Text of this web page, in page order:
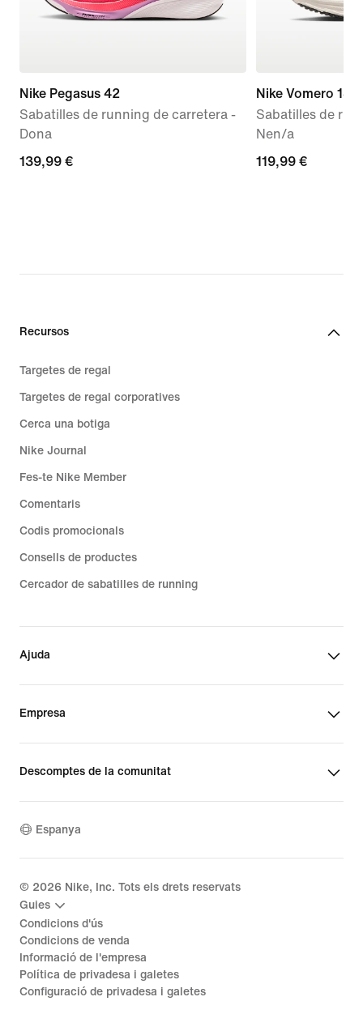
Nike Pegasus 42
Sabatilles de running de carretera -
Dona
139,99 €
139,99 €
Nike Vomero 18
Sabatilles de
Nen/a
119,99 €
119,99 €
Recursos
Targetes de regal
Targetes de regal corporatives
Cerca una botiga
Nike Journal
Fes-te Nike Member
Comentaris
Codis promocionals
Consells de productes
Cercador de sabatilles de running
Ajuda
Empresa
Descomptes de la comunitat
Espanya
© 2026 Nike, Inc. Tots els drets reservats
Guies
Condicions d'ús
Condicions de venda
Informació de l'empresa
Política de privadesa i galetes
Configuració de privadesa i galetes